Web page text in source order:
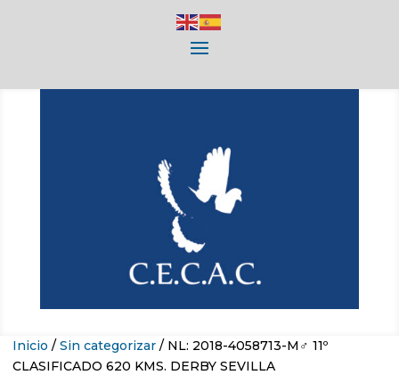
Inicio / Sin categorizar / NL: 2018-4058713-M♂ 11º
CLASIFICADO 620 KMS. DERBY SEVILLA